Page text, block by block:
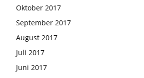
Oktober 2017
September 2017
August 2017
Juli 2017
Juni 2017